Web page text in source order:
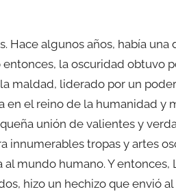
Hace algunos años, había
la oscuridad obtuvo
maldad, liderado por un
en el reino de la humanidad y
unión de valientes y
innumerables tropas y artes
mundo humano. Y entonces,
hizo un hechizo que envió